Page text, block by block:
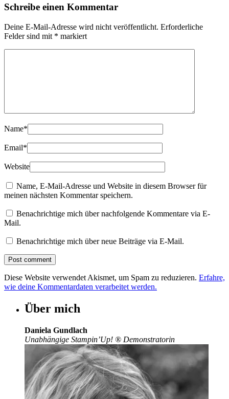
Schreibe einen Kommentar
Deine E-Mail-Adresse wird nicht veröffentlicht. Erforderliche
Felder sind mit * markiert
Name*
Email*
Website
Name, E-Mail-Adresse und Website in diesem Browser für
meinen nächsten Kommentar speichern.
Benachrichtige mich über nachfolgende Kommentare via E-
Mail.
Benachrichtige mich über neue Beiträge via E-Mail.
Diese Website verwendet Akismet, um Spam zu reduzieren. Erfahre,
wie deine Kommentardaten verarbeitet werden.
Über mich
Daniela Gundlach
Unabhängige Stampin’Up! ® Demonstratorin